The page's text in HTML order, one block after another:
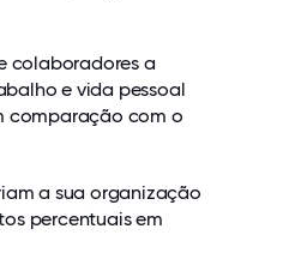
colaboradores a
e vida pessoal
comparação com o
a sua organização
percentuais em